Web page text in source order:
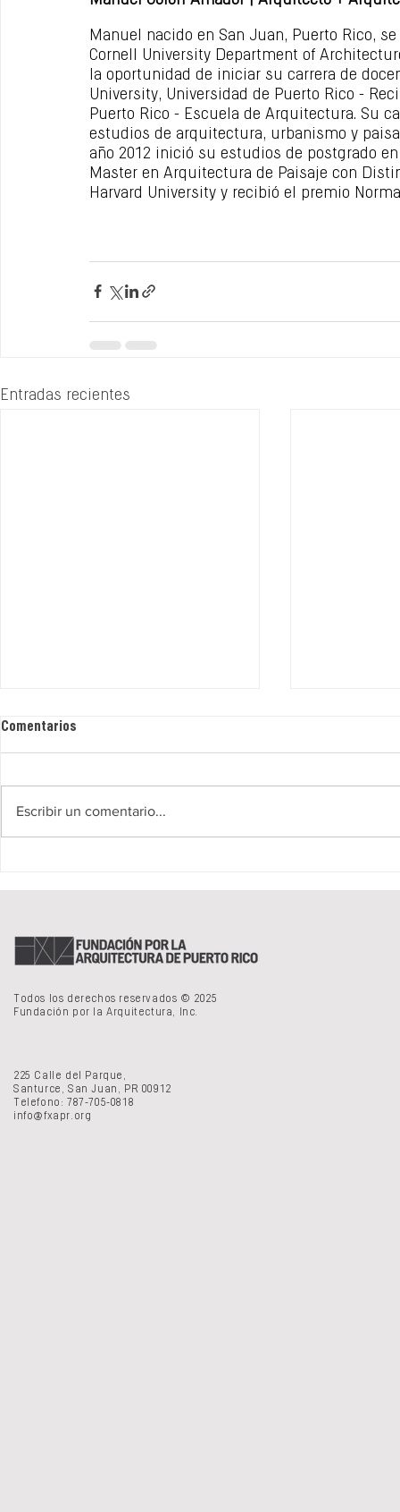
Manuel nacido en San Juan, Puerto Rico,
Cornell University Department of
la oportunidad de iniciar su carrera de
University, Universidad de Puerto Rico -
Puerto Rico - Escuela de Arquitectura. Su
estudios de arquitectura, urbanismo y
año 2012 inició su estudios de postgrado
Master en Arquitectura de Paisaje con
Harvard University y recibió el premio
Entradas recientes
Comentarios
Escribir un comentario...
Todos los derechos reservados © 2025
Fundación por la Arquitectura, Inc.
225 Calle del Parque,
Santurce, San Juan, PR 00912
Telefono: 787-705-0818
info@fxapr.org